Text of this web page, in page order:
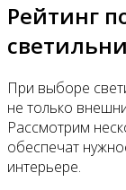
Рейтинг
При выборе
не только
Рассмотрим
обеспечат
интерьере.